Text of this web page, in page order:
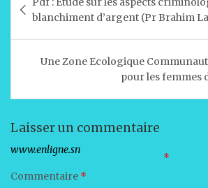
s
A
p
e
b
o
k
e
dI
n
l
g
er
de
l’article
blanchiment d’argent (Pr Brahim
Une Zone Ecologique
pour les femmes
Laisser un commentaire
Votre adresse e-mail ne sera pas publiée.
Les champs obligatoires sont indiqués avec *
Commentaire *